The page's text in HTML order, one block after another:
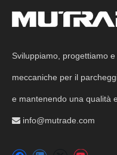
Sviluppiamo, progettiamo
meccaniche per il
e mantenendo una qualità
 info@mutrade.com